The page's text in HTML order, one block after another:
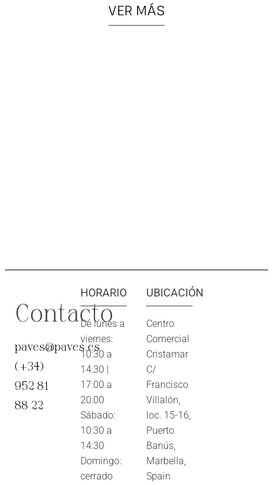
VER MÁS
Contacto
paves@paves.es
(+34)
952 81
88 22
HORARIO
De lunes a
viernes:
10:30 a
14:30 |
17:00 a
20:00
Sábado:
10:30 a
14:30
Domingo:
cerrado
UBICACIÓN
Centro
Comercial
Cristamar
C/
Francisco
Villalón,
loc. 15-16,
Puerto
Banús,
Marbella,
Spain